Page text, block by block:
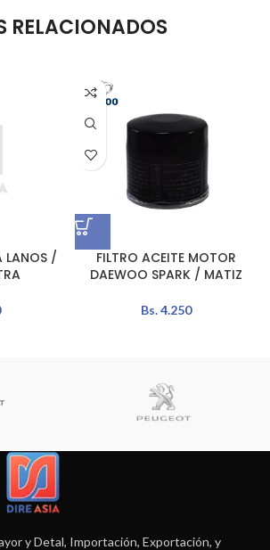
RELACIONADOS
LANOS /
FILTRO ACEITE MOTOR
DAEWOO SPARK / MATIZ
Bs.4.250
y Detal, Importación, Exportación, y